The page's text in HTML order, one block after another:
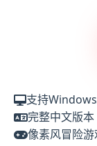
支持
完整中文版本
像素风冒险游